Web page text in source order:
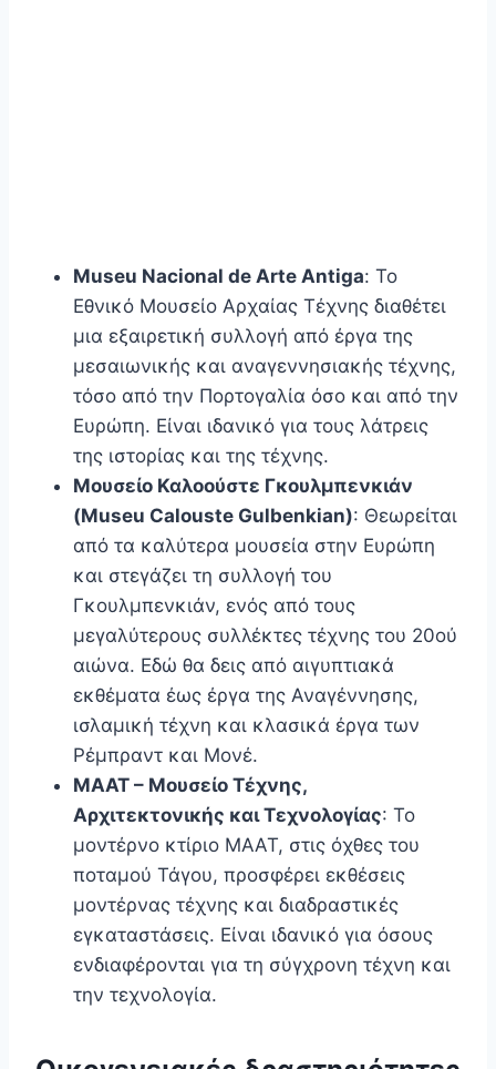
Museu Nacional de Arte Antiga: Το
Εθνικό Μουσείο Αρχαίας Τέχνης διαθέτει
μια εξαιρετική συλλογή από έργα της
μεσαιωνικής και αναγεννησιακής τέχνης,
τόσο από την Πορτογαλία όσο και από την
Ευρώπη. Είναι ιδανικό για τους λάτρεις
της ιστορίας και της τέχνης.
Μουσείο Καλοούστε Γκουλμπενκιάν
(Museu Calouste Gulbenkian): Θεωρείται
από τα καλύτερα μουσεία στην Ευρώπη
και στεγάζει τη συλλογή του
Γκουλμπενκιάν, ενός από τους
μεγαλύτερους συλλέκτες τέχνης του 20ού
αιώνα. Εδώ θα δεις από αιγυπτιακά
εκθέματα έως έργα της Αναγέννησης,
ισλαμική τέχνη και κλασικά έργα των
Ρέμπραντ και Μονέ.
MAAT – Μουσείο Τέχνης,
Αρχιτεκτονικής και Τεχνολογίας: Το
μοντέρνο κτίριο MAAT, στις όχθες του
ποταμού Τάγου, προσφέρει εκθέσεις
μοντέρνας τέχνης και διαδραστικές
εγκαταστάσεις. Είναι ιδανικό για όσους
ενδιαφέρονται για τη σύγχρονη τέχνη και
την τεχνολογία.